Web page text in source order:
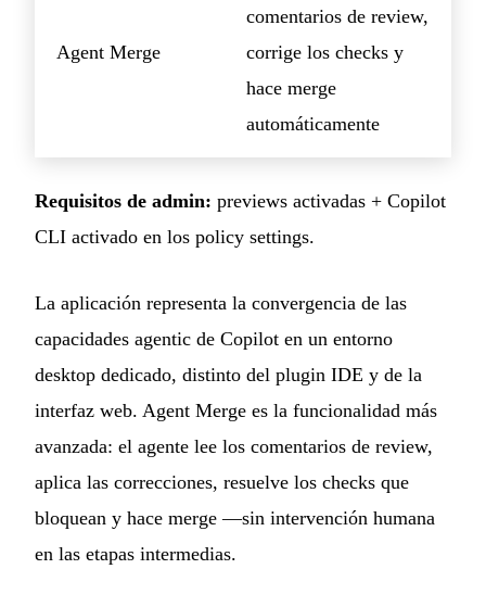
Agent Merge
comentarios de review,
corrige los checks y
hace merge
automáticamente
Requisitos de admin: previews activadas + Copilot
CLI activado en los policy settings.
La aplicación representa la convergencia de las
capacidades agentic de Copilot en un entorno
desktop dedicado, distinto del plugin IDE y de la
interfaz web. Agent Merge es la funcionalidad más
avanzada: el agente lee los comentarios de review,
aplica las correcciones, resuelve los checks que
bloquean y hace merge —sin intervención humana
en las etapas intermedias.